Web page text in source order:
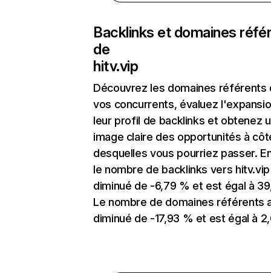
Backlinks et domaines
de
hitv.vip
Découvrez les domaines référents
vos concurrents, évaluez
leur profil de backlinks et obtenez
image claire des opportunités à
desquelles vous pourriez passer.
le nombre de backlinks vers
diminué de -6,79 % et est égal à
Le nombre de domaines référents
diminué de -17,93 % et est égal à